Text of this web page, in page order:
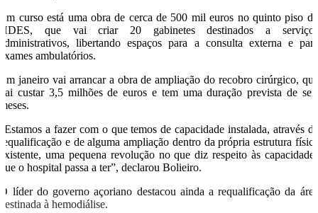
Em curso está uma obra de cerca de 500 mil euros no quinto piso do
HDES, que vai criar 20 gabinetes destinados a serviços
administrativos, libertando espaços para a consulta externa e para
exames ambulatórios.
Em janeiro vai arrancar a obra de ampliação do recobro cirúrgico, que
vai custar 3,5 milhões de euros e tem uma duração prevista de seis
meses.
“Estamos a fazer com o que temos de capacidade instalada, através da
requalificação e de alguma ampliação dentro da própria estrutura física
existente, uma pequena revolução no que diz respeito às capacidades
que o hospital passa a ter”, declarou Bolieiro.
O líder do governo açoriano destacou ainda a requalificação da área
destinada à hemodiálise.